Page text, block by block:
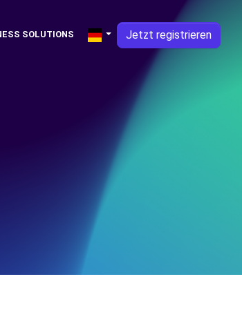
SOLUTIONS Jetzt registrieren